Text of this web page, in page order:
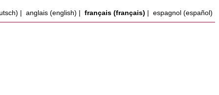
anglais (english) français (français) espagnol (español)